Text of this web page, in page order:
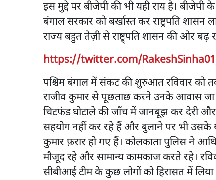
इस मुद्दे पर बीजेपी की भी यही राय है। बीजेपी
बंगाल सरकार को बर्खास्त कर राष्ट्रपति
राज्य बहुत तेज़ी से राष्ट्र्पति शासन की ओर बढ़
https://twitter.com/
पश्चिम बंगाल में संकट की शुरुआत रविवार को
राजीव कुमार से पूछताछ करने उनके आवास जा
चिटफंड घोटाले की जाँच में जानबूझ कर देरी
सहयोग नहीं कर रहे हैं और बुलाने पर भी उसके
कुमार फ़रार हो गए हैं। कोलकाता पुलिस ने
मौजूद रहे और सामान्य कामकाज करते रहे।
सीबीआई टीम के कुछ लोगों को हिरासत में